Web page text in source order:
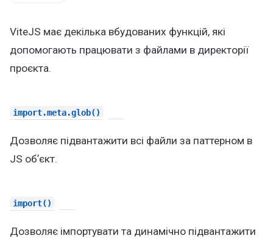
ViteJS має декілька вбудованих функцій, які
допомогають працювати з файлами в директорії
проєкта.
import.meta.glob()
Дозволяє підвантажити всі файли за паттерном в
JS обʼєкт.
import()
Дозволяє імпортувати та динамічно підвантажити